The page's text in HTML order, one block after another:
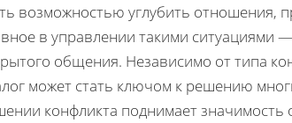
возможностью углубить отношения,
в управлении такими
общения. Независимо от типа
может стать ключом к решению
конфликта поднимает